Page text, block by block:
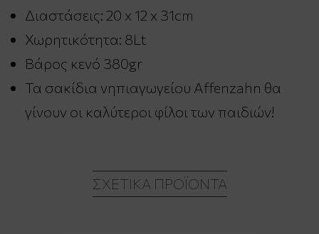
Διαστάσεις: 20 x 12 x 31cm
Χωρητικότητα: 8Lt
Βάρος κενό 380gr
Τα σακίδια νηπιαγωγείου Affenzahn θα
γίνουν οι καλύτεροι φίλοι των παιδιών!
ΣΧΕΤΙΚΆ ΠΡΟΪΌΝΤΑ